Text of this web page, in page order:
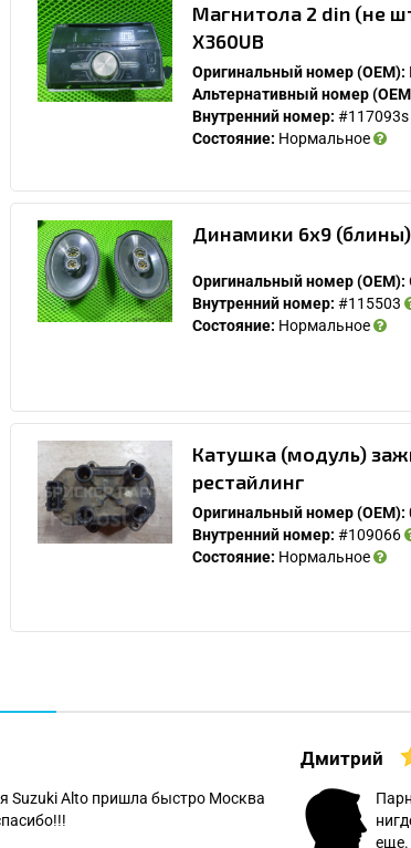
Магнитола 2 din (не
X360UB
Оригинальный номер (OEM):
Альтернативный номер
Внутренний номер: #117093s
Состояние: Нормальное
Динамики 6х9 (блины)
Оригинальный номер (OEM):
Внутренний номер: #115503
Состояние: Нормальное
Катушка (модуль)
рестайлинг
Оригинальный номер (OEM):
Внутренний номер: #109066
Состояние: Нормальное
Suzuki Alto пришла быстро Москва
Дмитрий
еще.